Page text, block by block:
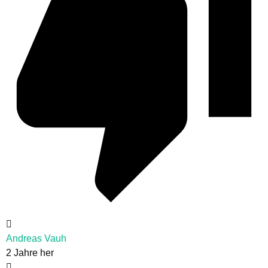
Andreas Vauh
2 Jahre her